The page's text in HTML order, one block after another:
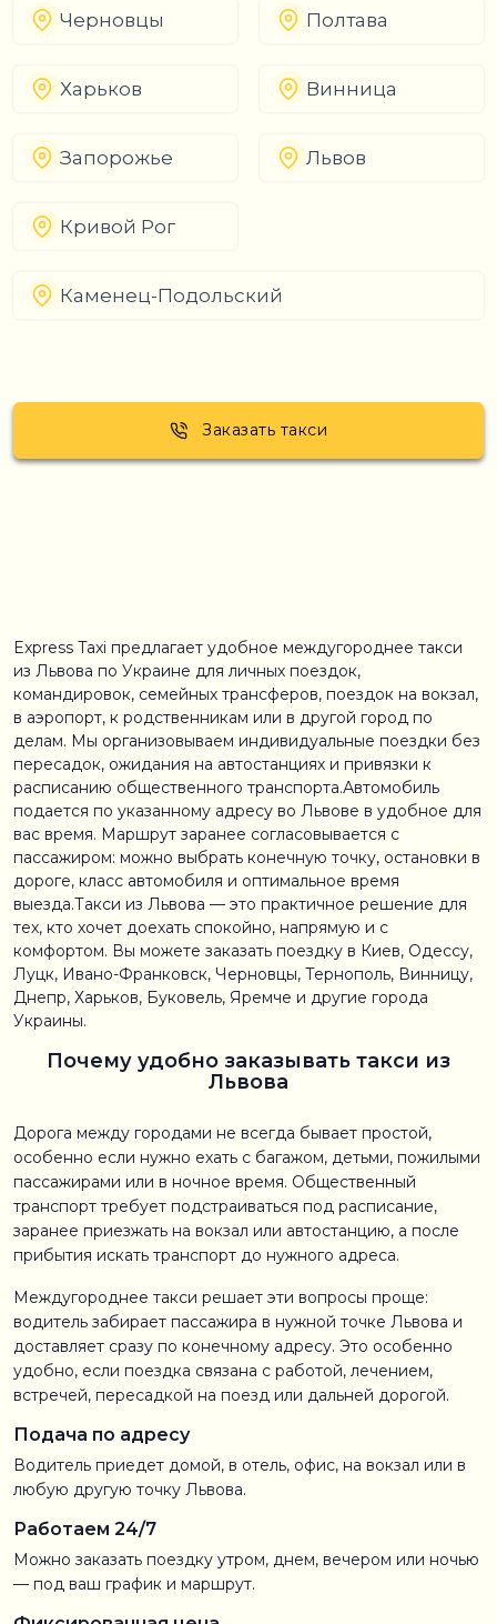
Черновцы Полтава
Харьков Винница
Запорожье Львов
Кривой Рог
Каменец-Подольский
Заказать такси
Express Taxi предлагает удобное междугороднее такси
из Львова по Украине для личных поездок,
командировок, семейных трансферов, поездок на вокзал,
в аэропорт, к родственникам или в другой город по
делам. Мы организовываем индивидуальные поездки без
пересадок, ожидания на автостанциях и привязки к
расписанию общественного транспорта.Автомобиль
подается по указанному адресу во Львове в удобное для
вас время. Маршрут заранее согласовывается с
пассажиром: можно выбрать конечную точку, остановки в
дороге, класс автомобиля и оптимальное время
выезда.Такси из Львова — это практичное решение для
тех, кто хочет доехать спокойно, напрямую и с
комфортом. Вы можете заказать поездку в Киев, Одессу,
Луцк, Ивано-Франковск, Черновцы, Тернополь, Винницу,
Днепр, Харьков, Буковель, Яремче и другие города
Украины.
Почему удобно заказывать такси из
Львова
Дорога между городами не всегда бывает простой,
особенно если нужно ехать с багажом, детьми, пожилыми
пассажирами или в ночное время. Общественный
транспорт требует подстраиваться под расписание,
заранее приезжать на вокзал или автостанцию, а после
прибытия искать транспорт до нужного адреса.
Междугороднее такси решает эти вопросы проще:
водитель забирает пассажира в нужной точке Львова и
доставляет сразу по конечному адресу. Это особенно
удобно, если поездка связана с работой, лечением,
встречей, пересадкой на поезд или дальней дорогой.
Подача по адресу
Водитель приедет домой, в отель, офис, на вокзал или в
любую другую точку Львова.
Работаем 24/7
Можно заказать поездку утром, днем, вечером или ночью
— под ваш график и маршрут.